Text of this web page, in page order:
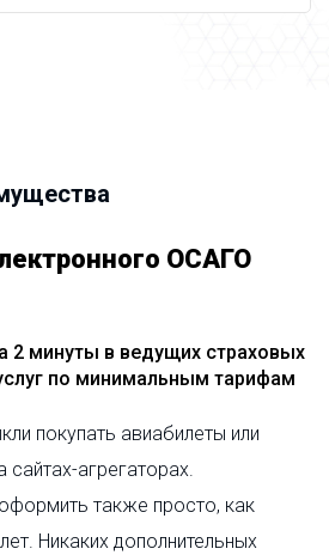
ОСАГО
2 минуты в ведущих страховых
по минимальным тарифам
покупать авиабилеты или
сайтах-агрегаторах.
также просто, как
Никаких дополнительных